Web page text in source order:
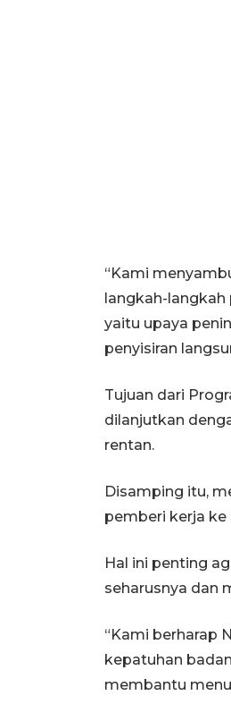
“Kami
langkah-langkah
yaitu upaya
penyisiran
Tujuan dari
dilanjutkan
rentan.
Disamping itu,
pemberi kerja ke
Hal ini penting
seharusnya dan
“Kami berharap
kepatuhan
membantu